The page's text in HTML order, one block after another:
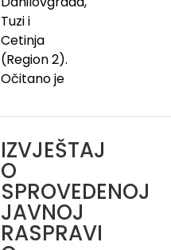
Tuzi i
Cetinja
(Region 2).
Očitano je
IZVJEŠTAJ
O
SPROVEDENOJ
JAVNOJ
RASPRAVI